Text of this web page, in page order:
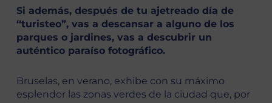
Si además, después de tu ajetreado día de
“turisteo”, vas a descansar a alguno de los
parques o jardines, vas a descubrir un
auténtico paraíso fotográfico.
Bruselas, en verano, exhibe con su máximo
esplendor las zonas verdes de la ciudad que, por